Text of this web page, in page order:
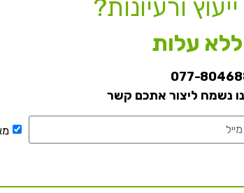
ורעיונות?
ללא עלות
077-
נשמח ליצור אתכם קשר